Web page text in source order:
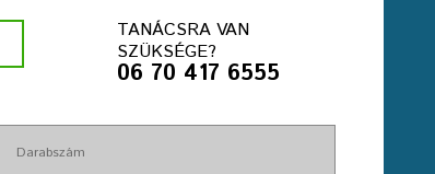
TANÁCSRA VAN
SZÜKSÉGE?
06 70 417 6555
Darabszám